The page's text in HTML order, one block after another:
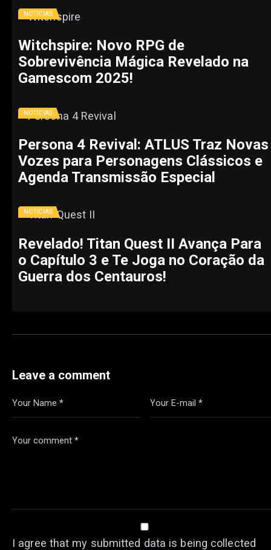
NOTÍCIAS
Witchspire: Novo RPG de
Sobrevivência Mágica Revelado na
Gamescom 2025!
NOTÍCIAS
Persona 4 Revival: ATLUS Traz Novas
Vozes para Personagens Clássicos e
Agenda Transmissão Especial
NOTÍCIAS
Revelado! Titan Quest II Avança Para
o Capítulo 3 e Te Joga no Coração da
Guerra dos Centauros!
Leave a comment
I agree that my submitted data is being collected